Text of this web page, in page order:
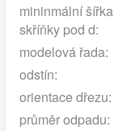
mininmální šířka
skříňky pod d:
modelová řada:
odstín:
orientace dřezu:
průměr odpadu: